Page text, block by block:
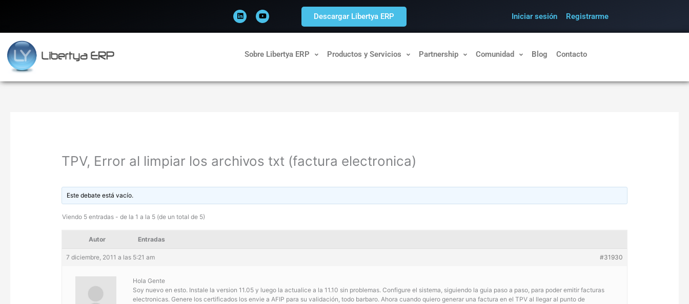
i
n
k
e
o
u
t
u
Descargar Libertya ERP Iniciar sesión Registrarme
Sobre Libertya ERP Productos y Servicios Partnership Comunidad Blog Contacto
TPV, Error al limpiar los archivos txt (factura electronica)
Este debate está vacío.
Viendo 5 entradas - de la 1 a la 5 (de un total de 5)
Autor Entradas
7 diciembre, 2011 a las 5:21 am #31930
Hola Gente
Soy nuevo en esto. Instale la version 11.05 y luego la actualice a la 11.10 sin problemas. Configure el sistema, siguiendo la guia paso a paso, para poder emitir facturas
electronicas. Genere los certificados los envie a AFIP para su validación, todo barbaro. Ahora cuando quiero generar una factura en el TPV al llegar al punto de